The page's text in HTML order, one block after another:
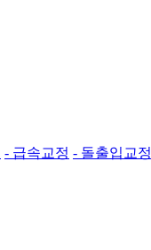
- 급속교정 - 돌출입교정